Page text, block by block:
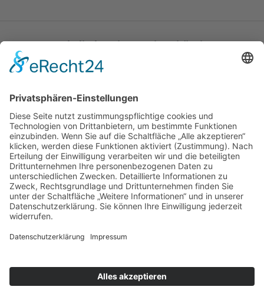
Katholische Privat-Universität Linz
Bethlehemstraße 20
T:+43 732 / 784293
E:office[at]ku-linz.at
©2025 Katholische Privat-Universität Linz | Alle Rechte